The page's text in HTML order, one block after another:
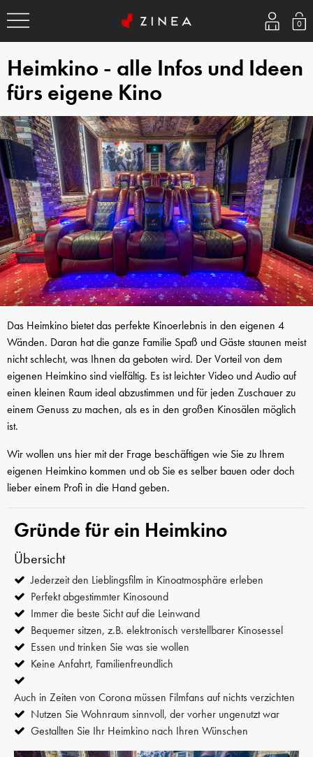
Heimkino - alle Infos und Ideen
fürs eigene Kino
Das Heimkino bietet das perfekte Kinoerlebnis in den eigenen 4
Wänden. Daran hat die ganze Familie Spaß und Gäste staunen meist
nicht schlecht, was Ihnen da geboten wird. Der Vorteil von dem
eigenen Heimkino sind vielfältig. Es ist leichter Video und Audio auf
einen kleinen Raum ideal abzustimmen und für jeden Zuschauer zu
einem Genuss zu machen, als es in den großen Kinosälen möglich
ist.
Wir wollen uns hier mit der Frage beschäftigen wie Sie zu Ihrem
eigenen Heimkino kommen und ob Sie es selber bauen oder doch
lieber einem Profi in die Hand geben.
Gründe für ein Heimkino
Übersicht
Jederzeit den Lieblingsfilm in Kinoatmosphäre erleben
Perfekt abgestimmter Kinosound
Immer die beste Sicht auf die Leinwand
Bequemer sitzen, z.B. elektronisch verstellbarer Kinosessel
Essen und trinken Sie was sie wollen
Keine Anfahrt, Familienfreundlich
Auch in Zeiten von Corona müssen Filmfans auf nichts verzichten
Nutzen Sie Wohnraum sinnvoll, der vorher ungenutzt war
Gestallten Sie Ihr Heimkino nach Ihren Wünschen
0